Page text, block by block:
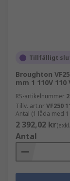
Tillfälligt
Broughton
mm 1 110V 110
RS-artikelnummer
Tillv. art.nrVF250
Antal (1 låda med
2 392,02 kr
Antal